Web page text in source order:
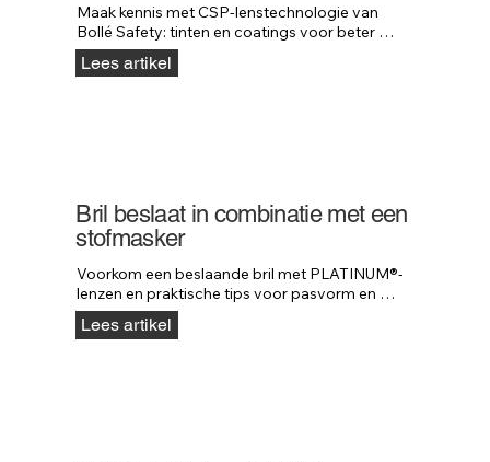
Maak kennis met CSP-lenstechnologie van
Bollé Safety: tinten en coatings voor beter
contrast, minder schittering en meer comfort.
Lees artikel
Bril beslaat in combinatie met een
stofmasker
Voorkom een beslaande bril met PLATINUM®-
lenzen en praktische tips voor pasvorm en
onderhoud bij gebruik met stofmaskers.
Lees artikel